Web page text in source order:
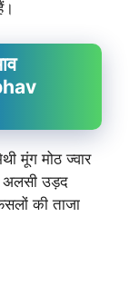
मूंग मोठ ज्वार
अलसी उड़द
की ताजा